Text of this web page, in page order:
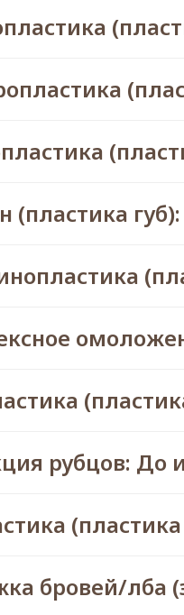
(пластика
рубцов: До
бровей/лба